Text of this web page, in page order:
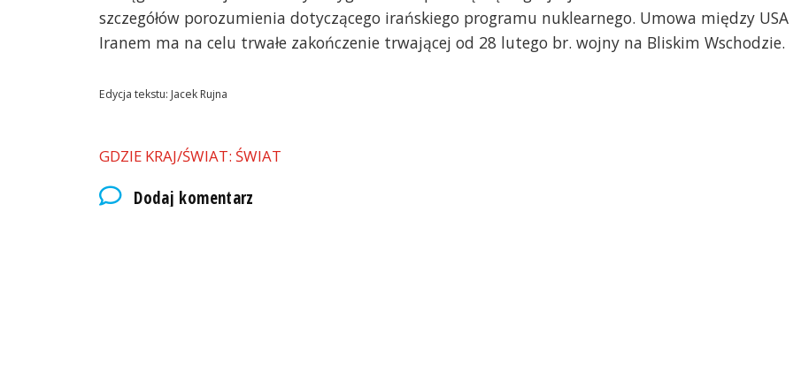
szczegółów porozumienia dotyczącego irańskiego programu nuklearnego. Umowa między USA
Iranem ma na celu trwałe zakończenie trwającej od 28 lutego br. wojny na Bliskim Wschodzie.
Edycja tekstu: Jacek Rujna
GDZIE KRAJ/ŚWIAT: ŚWIAT
Dodaj komentarz